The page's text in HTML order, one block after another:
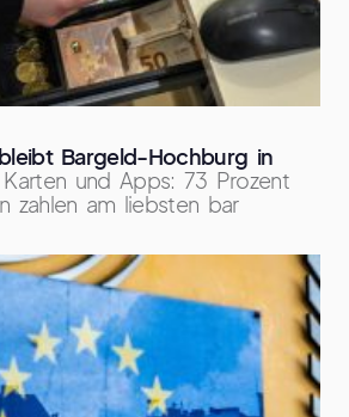
Bargeld-Hochburg in
Karten und Apps: 73 Prozent
zahlen am liebsten bar